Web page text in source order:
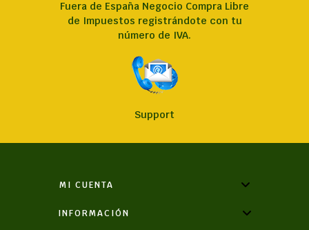
Fuera de España Negocio Compra Libre
de Impuestos registrándote con tu
número de IVA.
Support
MI CUENTA
INFORMACIÓN